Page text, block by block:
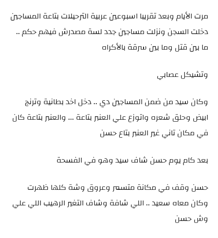
مرت الأيام وبعد تقريبا اسبوعين عربية الترحيلات بتاعة المساجين
دخلت السجن ونزلت مساجين جدد لسة مصدرش فيهم حكم ..
ما بين قتل وما بين سرقة بالأكراه
وتشيكل عصابي
وكان سيد من ضمن المساجين دي .. دخل اخد بطانية وترنج
ابيض وحلق شعره واتوزع علي العنبر بتاعة ... والعنبر بتاعة كان
في مكان تاني غير العنبر بتاع حسن
بعد كام يوم حسن شاف سيد وهو في الفسحة
حسن وقف في مكانة متسمر وعروق وشة كلها ظهرت
وكان معاه سعيد .. اللي شافة وشاف التغير الرهيب اللي علي
وش حسن